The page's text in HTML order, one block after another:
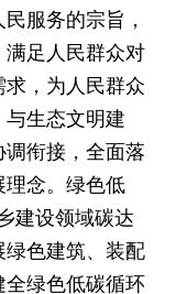
服务的宗旨，
足人民群众对
，为人民群众
生态文明建
衔接，全面落
理念。绿色低
建设领域碳达
色建筑、装配
绿色低碳循环